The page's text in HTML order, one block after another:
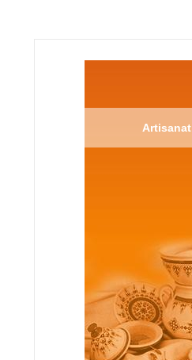
Artisanat